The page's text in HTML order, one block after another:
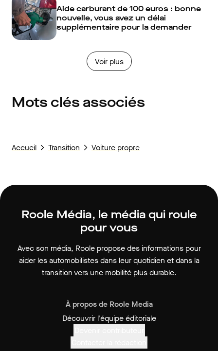
Aide carburant de 100 euros : bonne
nouvelle, vous avez un délai
supplémentaire pour la demander
Voir plus
Mots clés associés
Accueil Transition Voiture propre
Roole Média, le média qui roule
pour vous
Avec son média, Roole propose des informations pour
aider les automobilistes dans leur quotidien et dans la
transition vers une mobilité plus durable.
À propos de Roole Media
Découvrir l'équipe éditoriale